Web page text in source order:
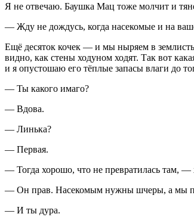
Я не отвечаю. Баушка Мац тоже молчит и
— Жду не дождусь, когда насекомые и на
Ещё десяток кочек — и мы ныряем в
видно, как стены ходуном ходят. Так вот
и я опустошаю его тёплые запасы влаги до
— Ты какого имаго?
— Вдова.
— Линька?
— Первая.
— Тогда хорошо, что не превратилась там,
— Он прав. Насекомым нужны шчеры, а мы
— И ты дура.